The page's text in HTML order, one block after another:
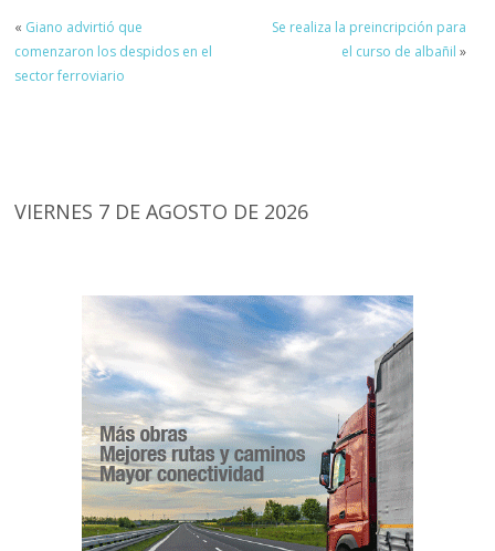
« Giano advirtió que
comenzaron los despidos en el
sector ferroviario
Se realiza la preincripción para
el curso de albañil »
VIERNES 7 DE AGOSTO DE 2026